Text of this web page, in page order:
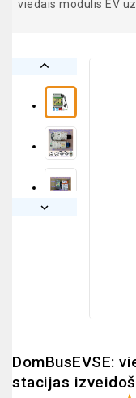
viedais modulis EV


DomBusEVSE:
stacijas